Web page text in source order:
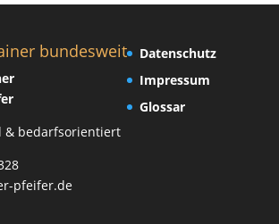
bundesweit
& bedarfsorientiert
pfeifer.de
Datenschutz
Impressum
Glossar